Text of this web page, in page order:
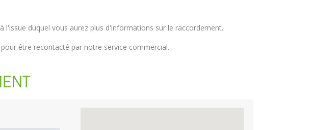
l'issue duquel vous aurez plus d'informations sur le raccordement.
être recontacté par notre service commercial.